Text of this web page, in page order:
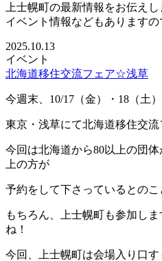
上士幌町の最新情報をお伝えし
イベント情報などもありますの
2025.10.13
イベント
北海道移住交流フェア☆浅草
今週末、10/17（金）・18（土）
東京・浅草にて北海道移住交流
今回は北海道から80以上の団
上の方が
予約をして下さっているとのこ
もちろん、上士幌町も参加し
ね！
今回、上士幌町は会場入り口